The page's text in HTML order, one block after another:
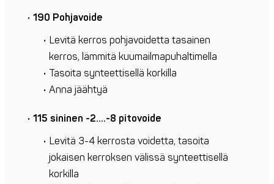
190 Pohjavoide
Levitä kerros pohjavoidetta tasainen
kerros, lämmitä kuumailmapuhaltimella
Tasoita synteettisellä korkilla
Anna jäähtyä
115 sininen -2….-8 pitovoide
Levitä 3-4 kerrosta voidetta, tasoita
jokaisen kerroksen välissä synteettisellä
korkilla